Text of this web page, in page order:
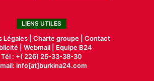
LIENS UTILES
Légales | Charte groupe | Contact
| Webmail |
Equipe B24
Tél : +( 226) 25-33-38-30
info[at]burkina24.com